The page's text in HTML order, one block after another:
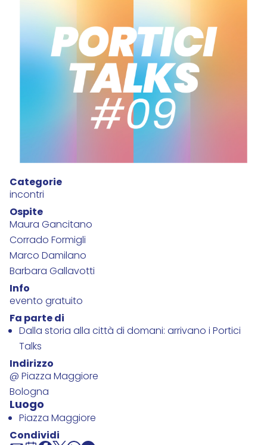
Categorie
incontri
Ospite
Maura Gancitano
Corrado Formigli
Marco Damilano
Barbara Gallavotti
Info
evento gratuito
Fa parte di
Dalla storia alla città di domani: arrivano i Portici
Talks
Indirizzo
@ Piazza Maggiore
Bologna
Luogo
Piazza Maggiore
Condividi